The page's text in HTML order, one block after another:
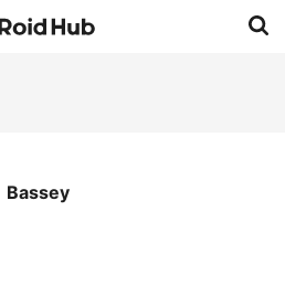
Bassey